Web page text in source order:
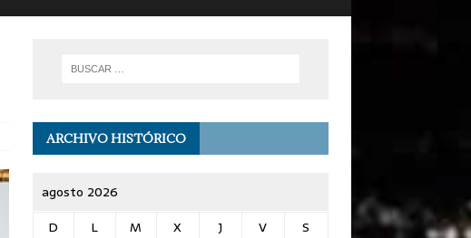
ARCHIVO HISTÓRICO
agosto 2026
D
L M X J V
S